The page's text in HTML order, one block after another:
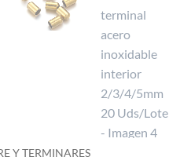
Y TERMINARES